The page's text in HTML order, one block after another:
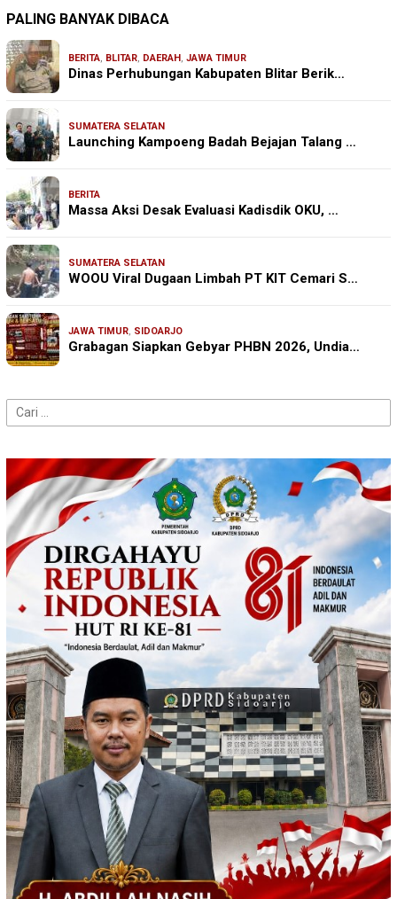
PALING BANYAK DIBACA
BERITA, BLITAR, DAERAH, JAWA TIMUR
Dinas Perhubungan Kabupaten Blitar Berik…
SUMATERA SELATAN
Launching Kampoeng Badah Bejajan Talang …
BERITA
Massa Aksi Desak Evaluasi Kadisdik OKU, …
SUMATERA SELATAN
WOOU Viral Dugaan Limbah PT KIT Cemari S…
JAWA TIMUR, SIDOARJO
Grabagan Siapkan Gebyar PHBN 2026, Undia…
Cari
untuk: